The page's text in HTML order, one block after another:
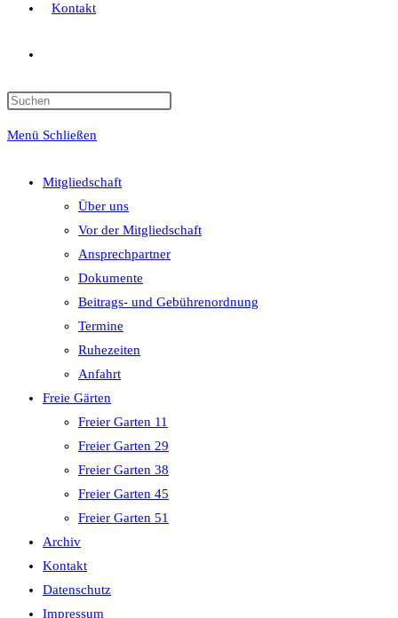
Kontakt
Menü Schließen
Mitgliedschaft
Über uns
Vor der Mitgliedschaft
Ansprechpartner
Dokumente
Beitrags- und Gebührenordnung
Termine
Ruhezeiten
Anfahrt
Freie Gärten
Freier Garten 11
Freier Garten 29
Freier Garten 38
Freier Garten 45
Freier Garten 51
Archiv
Kontakt
Datenschutz
Impressum